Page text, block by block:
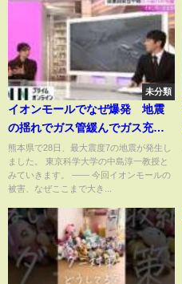
未分類
イオンモールでなぜ爆発 地震
の揺れでガス管緩んでガス充満
した可能性も【熊本地震】
（2026年07月29日）
熊本県で28日、最大震度7の地震が発生し
ました。 東京科学大学の中島淳一教授と
みていきます。 ―― 今回イオンモールの
被害、なぜここまで大き...